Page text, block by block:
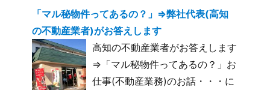
「マル秘物件ってあるの？」⇒弊社代表(高知
の不動産業者)がお答えします
高知の不動産業者がお答えします
⇒「マル秘物件ってあるの？」お
仕事(不動産業務)のお話・・・に